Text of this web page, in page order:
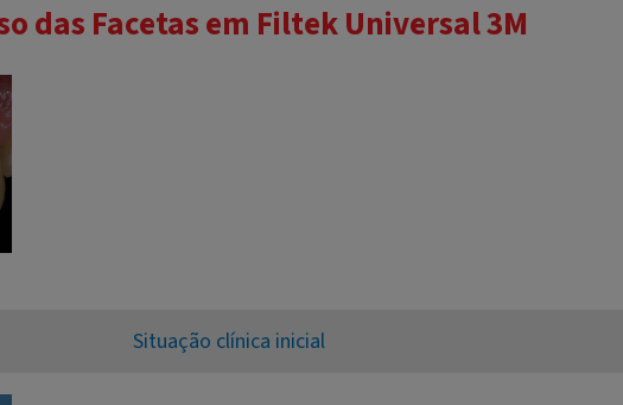
das Facetas em Filtek Universal 3M
Situação clínica inicial